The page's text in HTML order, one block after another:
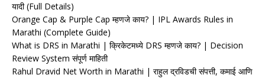
यादी (Full Details)
Orange Cap & Purple Cap म्हणजे काय? | IPL Awards Rules in
Marathi (Complete Guide)
What is DRS in Marathi | क्रिकेटमध्ये DRS म्हणजे काय? | Decision
Review System संपूर्ण माहिती
Rahul Dravid Net Worth in Marathi | राहुल द्रविडची संपत्ती, कमाई आणि